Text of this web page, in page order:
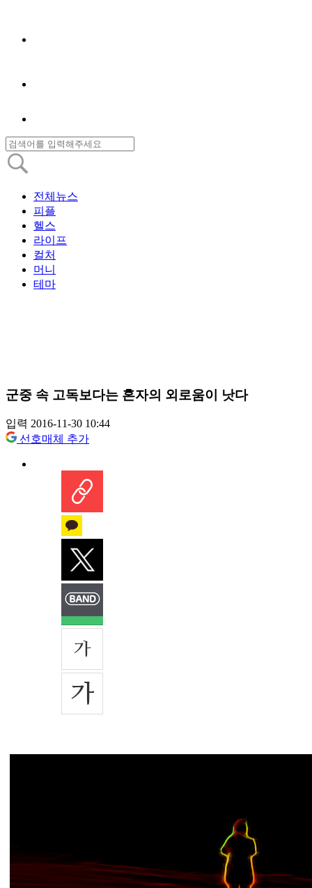
전체뉴스
피플
헬스
라이프
컬처
머니
테마
군중 속 고독보다는 혼자의 외로움이 낫다
입력 2016-11-30 10:44
선호매체 추가